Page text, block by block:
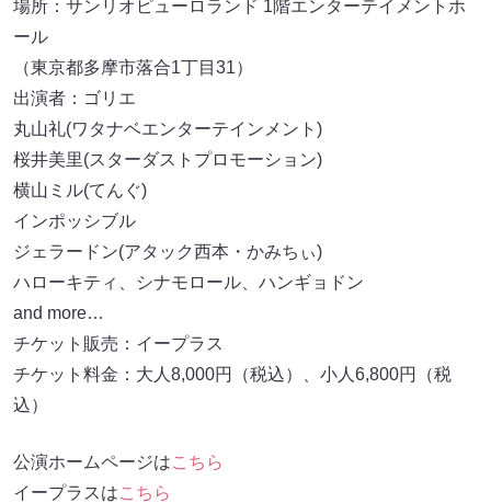
場所：サンリオピューロランド 1階エンターテイメントホ
ール
（東京都多摩市落合1丁目31）
出演者：ゴリエ
丸山礼(ワタナベエンターテインメント)
桜井美里(スターダストプロモーション)
横山ミル(てんぐ)
インポッシブル
ジェラードン(アタック西本・かみちぃ)
ハローキティ、シナモロール、ハンギョドン
and more…
チケット販売：イープラス
チケット料金：大人8,000円（税込）、小人6,800円（税
込）
公演ホームページはこちら
イープラスはこちら